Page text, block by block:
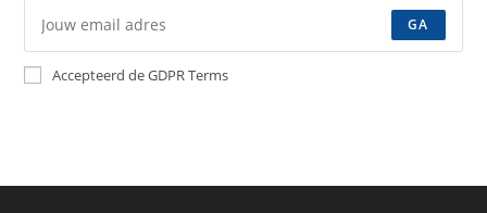
GA
Accepteerd de GDPR Terms